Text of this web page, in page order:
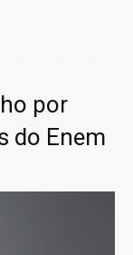
por
do Enem